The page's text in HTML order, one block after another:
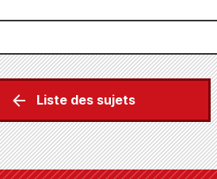
Liste des sujets